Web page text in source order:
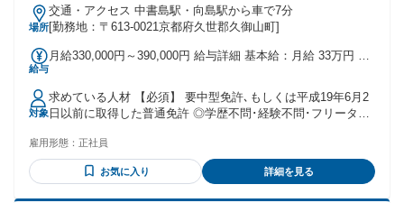
場所
交通・アクセス 中書島駅・向島駅から車で7分
[勤務地：〒613-0021京都府久世郡久御山町]
給与
月給330,000円～390,000円 給与詳細 基本給：月給 33万円 〜
れる通勤・皆勤・家族手当金額：なし 全員に一律で支払われ
るその他手当金額：なし ※年齢･勤続年数による ※賞与年2回
有 ※昇給有
対象
求めている人材 【必須】 要中型免許､もしくは平成19年6月2
日以前に取得した普通免許 ◎学歴不問･経験不問･フリーター
未経験の方は20日､経験者も10日の研修があります｡ ◎トラッ
ク運転手（中型ドライバー、大型ドライバー）など 運送のお
仕事経験者の転職も、もちろん大歓迎★ 【異業種からの転職
雇用形態： 正社員
お気に入り 詳細を見る